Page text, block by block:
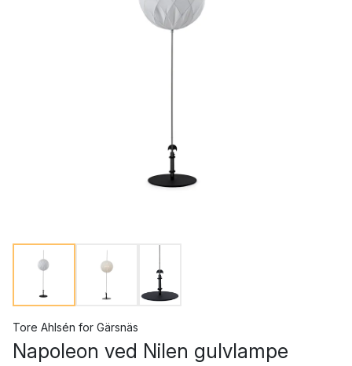
Tore Ahlsén for Gärsnäs
Napoleon ved Nilen gulvlampe